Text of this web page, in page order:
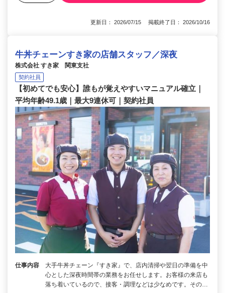
更新日： 2026/07/15 掲載終了日： 2026/10/16
牛丼チェーンすき家の店舗スタッフ／深夜
株式会社 すき家 関東支社
契約社員
【初めてでも安心】誰もが覚えやすいマニュアル確立｜
平均年齢49.1歳｜最大9連休可｜契約社員
仕事内容
大手牛丼チェーン『すき家』で、店内清掃や翌日の準備を中
心とした深夜時間帯の業務をお任せします。お客様の来店も
落ち着いているので、接客・調理などは少なめです。その…